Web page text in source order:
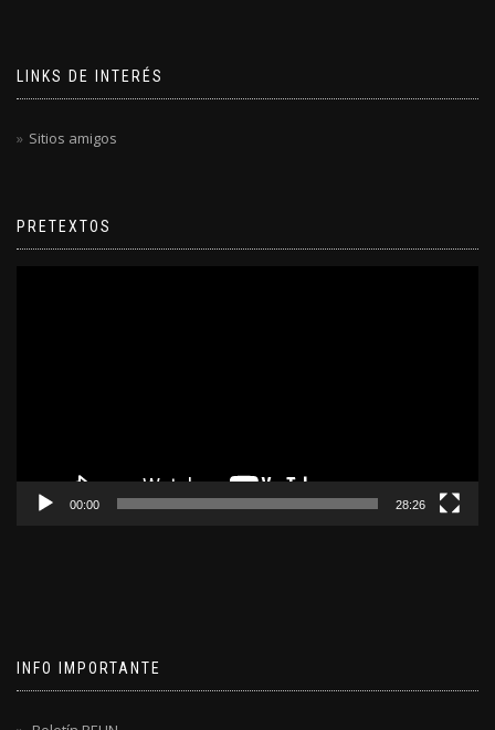
LINKS DE INTERÉS
Sitios amigos
PRETEXTOS
00:00 28:26
INFO IMPORTANTE